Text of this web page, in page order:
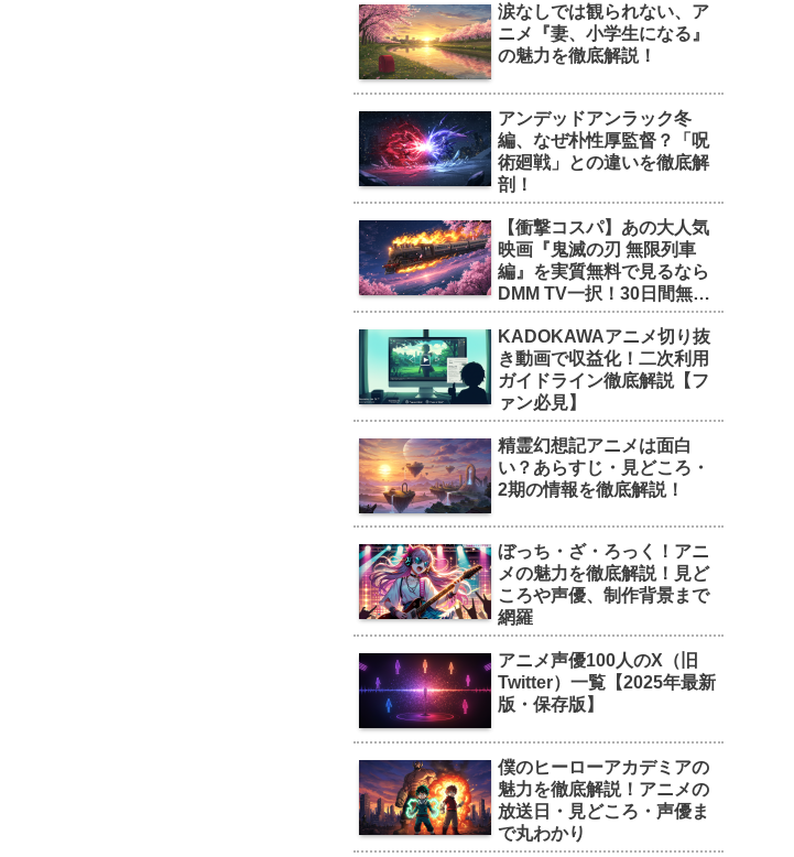
涙なしでは観られない、ア
ニメ『妻、小学生になる』
の魅力を徹底解説！
アンデッドアンラック冬
編、なぜ朴性厚監督？「呪
術廻戦」との違いを徹底解
剖！
【衝撃コスパ】あの大人気
映画『鬼滅の刃 無限列車
編』を実質無料で見るなら
DMM TV一択！30日間無料
トライアルの魅力を徹底解
剖！
KADOKAWAアニメ切り抜
き動画で収益化！二次利用
ガイドライン徹底解説【フ
ァン必見】
精霊幻想記アニメは面白
い？あらすじ・見どころ・
2期の情報を徹底解説！
ぼっち・ざ・ろっく！アニ
メの魅力を徹底解説！見ど
ころや声優、制作背景まで
網羅
アニメ声優100人のX（旧
Twitter）一覧【2025年最新
版・保存版】
僕のヒーローアカデミアの
魅力を徹底解説！アニメの
放送日・見どころ・声優ま
で丸わかり